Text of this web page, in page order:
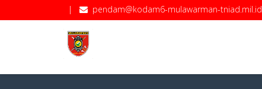
| pendam@kodam6-mulawarman-tniad.mil.id